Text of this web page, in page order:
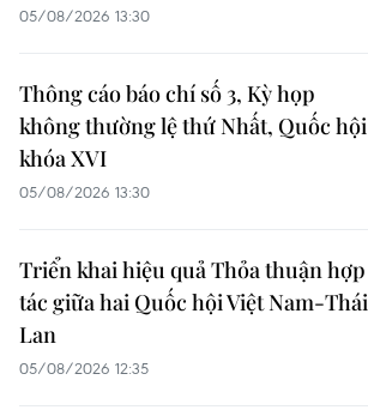
05/08/2026 13:30
Thông cáo báo chí số 3, Kỳ họp
không thường lệ thứ Nhất, Quốc hội
khóa XVI
05/08/2026 13:30
Triển khai hiệu quả Thỏa thuận hợp
tác giữa hai Quốc hội Việt Nam-Thái
Lan
05/08/2026 12:35